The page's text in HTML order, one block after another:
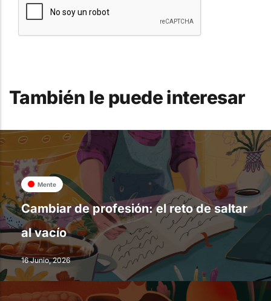
También le puede interesar
Mente
Cambiar de profesión: el reto de saltar
al vacío
16 Junio, 2026